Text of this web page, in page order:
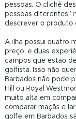
pessoas. O clichê
pessoas diferentes”
descrever o produto
A ilha possui quatro
preço, e duas
campos que estão
golfista. Isso não
Barbados não pode
Hill ou Royal
muito alta em
comparar maçãs e
golfe em Barbados